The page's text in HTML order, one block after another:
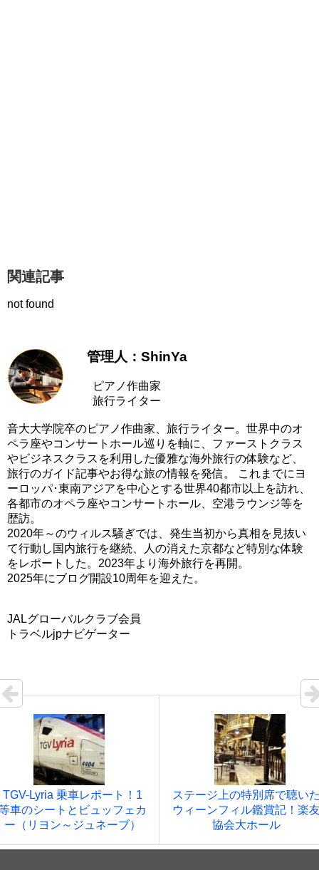
関連記事
not found
管理人：ShinYa
ピアノ作曲家
旅行ライター
音大大学院卒のピアノ作曲家、旅行ライター。世界中のオ
ペラ座やコンサートホール巡りを軸に、ファーストクラス
やビジネスクラスを利用した優雅な海外旅行の体験など、
旅行のガイド記事やお得な旅の情報を発信。 これまでにヨ
ーロッパ･東南アジアを中心とする世界40都市以上を訪れ、
各都市のオペラ座やコンサートホール、空港ラウンジ等を
歴訪。
2020年～のウィルス騒ぎでは、発生当初から真相を見抜い
て行動し国内旅行を継続、人の消えた京都など特別な体験
をレポートした。2023年より海外旅行を再開。
2025年にブログ開設10周年を迎えた。
JALグローバルクラブ会員
トラベルjpナビゲーター
TGV-Lyria 乗車レポート！1
車のシートとビュッフェカ
ー（リヨン～ジュネーブ）
ステージ上の特別席で聴い
ウィーンフィル鑑賞記！楽
協会大ホール